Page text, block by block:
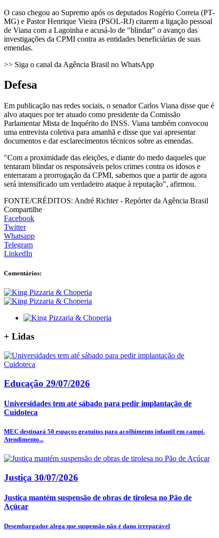
O caso chegou ao Supremo após os deputados Rogério Correia (PT-
MG) e Pastor Henrique Vieira (PSOL-RJ) citarem a ligação pessoal
de Viana com a Lagoinha e acusá-lo de "blindar" o avanço das
investigações da CPMI contra as entidades beneficiárias de suas
emendas.
>> Siga o canal da Agência Brasil no WhatsApp
Defesa
Em publicação nas redes sociais, o senador Carlos Viana disse que é
alvo ataques por ter atuado como presidente da Comissão
Parlamentar Mista de Inquérito do INSS. Viana também convocou
uma entrevista coletiva para amanhã e disse que vai apresentar
documentos e dar esclarecimentos técnicos sobre as emendas.
"Com a proximidade das eleições, e diante do medo daqueles que
tentaram blindar os responsáveis pelos crimes contra os idosos e
enterraram a prorrogação da CPMI, sabemos que a partir de agora
será intensificado um verdadeiro ataque à reputação", afirmou.
FONTE/CRÉDITOS: André Richter - Repórter da Agência Brasil
Compartilhe
Facebook
Twitter
Whatsapp
Telegram
LinkedIn
Comentários:
+ Lidas
Educação 29/07/2026
Universidades tem até sábado para pedir implantação de
Cuidoteca
MEC destinará 50 espaços gratuitos para acolhimento infantil em campi.
Atendimento...
Justiça 30/07/2026
Justiça mantém suspensão de obras de tirolesa no Pão de
Açúcar
Desembargador alega que suspensão não é dano irreparável